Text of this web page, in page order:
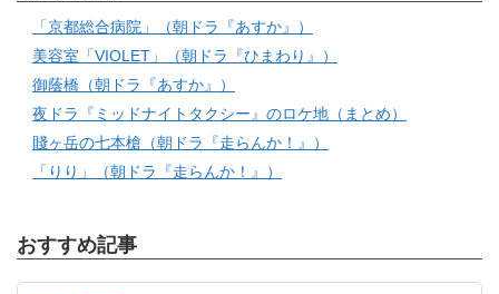
「京都総合病院」（朝ドラ『あすか』）
美容室「VIOLET」（朝ドラ『ひまわり』）
御蔭橋（朝ドラ『あすか』）
夜ドラ『ミッドナイトタクシー』のロケ地（まとめ）
賤ヶ岳の七本槍（朝ドラ『走らんか！』）
「りり」（朝ドラ『走らんか！』）
おすすめ記事